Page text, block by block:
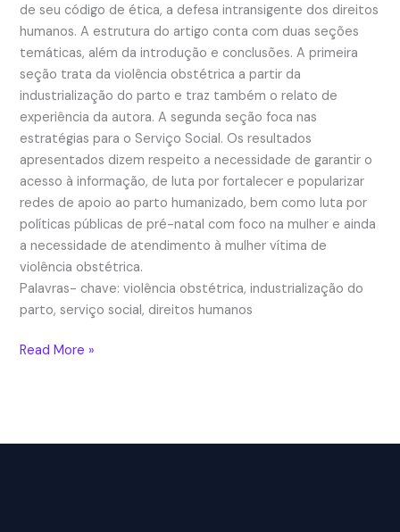
de seu código de ética, a defesa intransigente dos direitos
humanos. A estrutura do artigo conta com duas seções
temáticas, além da introdução e conclusões. A primeira
seção trata da violência obstétrica a partir da
industrialização do parto e traz também o relato de
experiência da autora. A segunda seção foca nas
estratégias para o Serviço Social. Os resultados
apresentados dizem respeito a necessidade de garantir o
acesso à informação, de luta por fortalecer e popularizar
redes de apoio ao parto humanizado, bem como luta por
políticas públicas de pré-natal com foco na mulher e ainda
a necessidade de atendimento à mulher vítima de
violência obstétrica.
Palavras- chave: violência obstétrica, industrialização do
parto, serviço social, direitos humanos
VIOLÊNCIA
Read More »